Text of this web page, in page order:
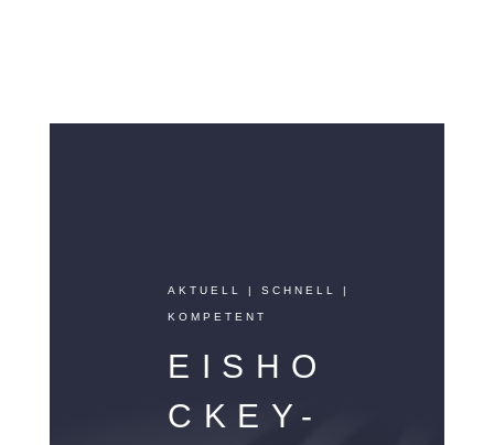
AKTUELL | SCHNELL |
KOMPETENT
EISHO
CKEY-